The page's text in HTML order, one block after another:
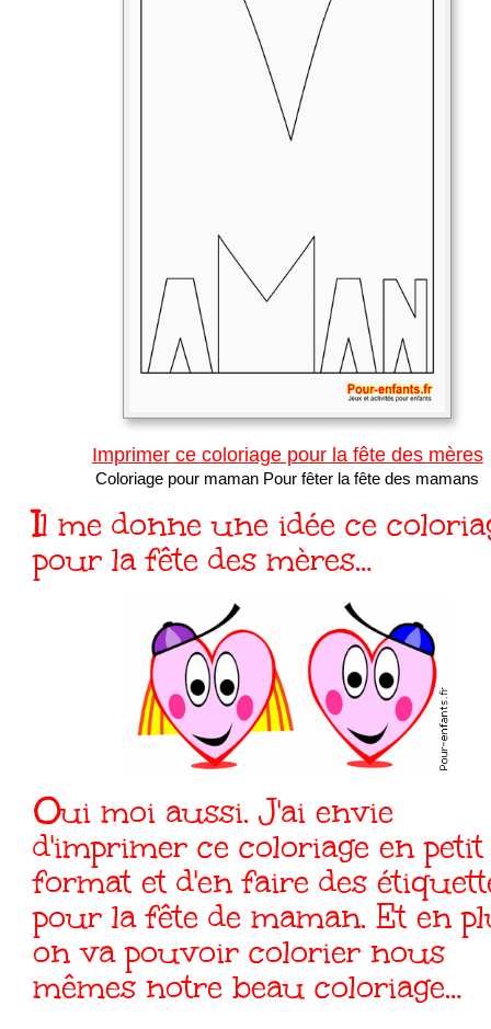
Imprimer ce coloriage pour la fête des mères
Coloriage pour maman Pour fêter la fête des mamans
Il me donne une idée ce coloriage
pour la fête des mères…
Oui moi aussi. J'ai envie
d'imprimer ce coloriage en petit
format et d'en faire des
pour la fête de maman. Et en
on va pouvoir colorier nous
mêmes notre beau coloriage…